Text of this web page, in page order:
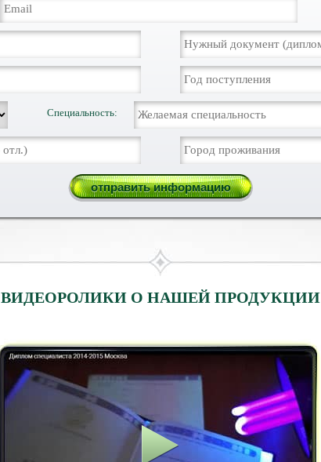
Специальность:
ВИДЕОРОЛИКИ О НАШЕЙ ПРОДУКЦИИ